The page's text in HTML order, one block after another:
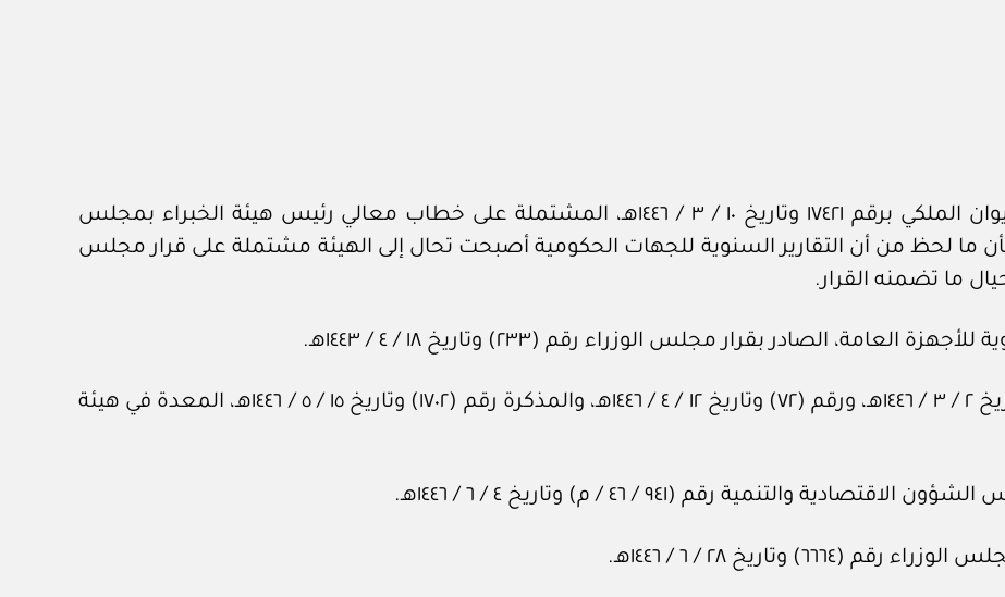
بعد الاطلاع على المعاملة الواردة من الديوان الملكي برقم ١٧٤٢١ وتاريخ ١٠ / ‏٣‏ / ١٤٤٦هـ، المشتملة على خطاب معالي رئيس هيئة الخبراء بمجلس
١٧٥٣ وتاريخ ٢ / ‏٣‏ / ١٤٤٦هـ، في شأن ما لحظ من أن التقارير السنوية للجهات الحكومية أصبحت تحال إلى الهيئة مشتملة على قرار مجلس
ما تضمنه القرار.
الصادر بقرار مجلس الوزراء رقم (٢٣٣) وتاريخ ١٨ / ‏٤‏ / ١٤٤٣هـ.
وبعد الاطلاع على المحضرين رقم (٤٨) وتاريخ ٢ / ‏٣‏ / ١٤٤٦هـ، ورقم (٧٢) وتاريخ ١٢ / ‏٤‏ / ١٤٤٦هـ، والمذكرة رقم (١٧٠٢) وتاريخ ١٥ / ‏٥‏ / ١٤٤٦هـ، المعدة في هيئة
والتنمية رقم (٩٤١ / ‏٤٦‏ / م) وتاريخ ٤ / ‏٦‏ / ١٤٤٦هـ.
وتاريخ ٢٨ / ‏٦‏ / ١٤٤٦هـ.